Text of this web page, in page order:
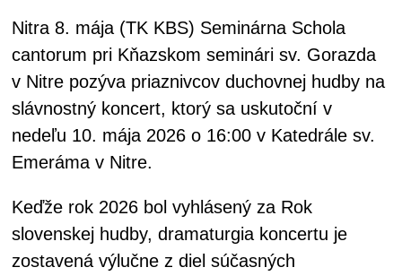
Nitra 8. mája (TK KBS) Seminárna Schola
cantorum pri Kňazskom seminári sv. Gorazda
v Nitre pozýva priaznivcov duchovnej hudby na
slávnostný koncert, ktorý sa uskutoční v
nedeľu 10. mája 2026 o 16:00 v Katedrále sv.
Emeráma v Nitre.
Keďže rok 2026 bol vyhlásený za Rok
slovenskej hudby, dramaturgia koncertu je
zostavená výlučne z diel súčasných